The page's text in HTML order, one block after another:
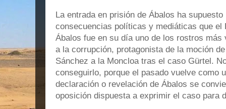
La entrada en prisión de Ábalos ha
consecuencias políticas y mediáticas que el
Ábalos fue en su día uno de los rostros
a la corrupción, protagonista de la moción
Sánchez a la Moncloa tras el caso Gürtel.
conseguirlo, porque el pasado vuelve como
declaración o revelación de Ábalos se
oposición dispuesta a exprimir el caso para